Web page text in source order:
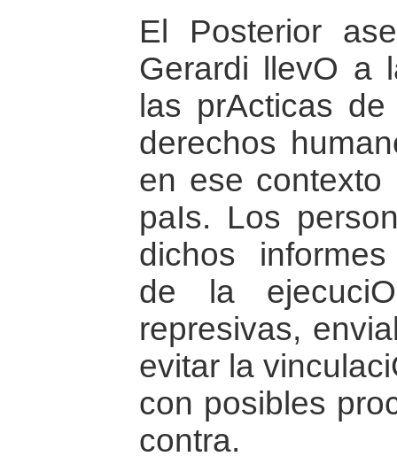
El Posterior
Gerardi llevO a
las prActicas
derechos
en ese contexto
paIs. Los
dichos
de la
represivas,
evitar la
con posibles
contra.